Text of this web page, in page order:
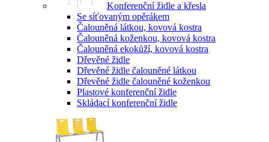
Konferenční židle a křesla
Se síťovaným opěrákem
Čalouněná látkou, kovová kostra
Čalouněná koženkou, kovová kostra
Čalouněná ekokůží, kovová kostra
Dřevěné židle
Dřevěné židle čalouněné látkou
Dřevěné židle čalouněné koženkou
Plastové konferenční židle
Skládací konferenční židle